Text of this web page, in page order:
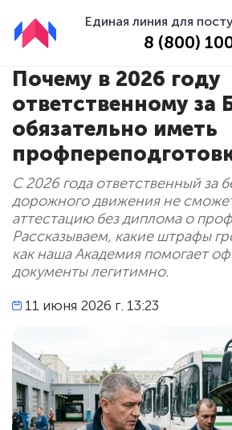
Единая линия для
8 (800)
Почему в 2026 году
ответственному за
обязательно иметь
С 2026 года ответственный за
дорожного движения не
аттестацию без диплома о
Рассказываем, какие штрафы
как наша Академия помогает
документы легитимно.
11 июня 2026 г. 13:23